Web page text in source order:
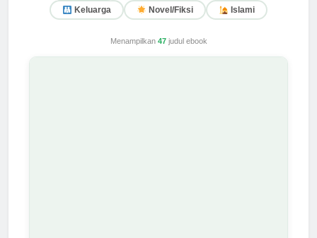
Keluarga Novel/Fiksi Islami
Menampilkan 47judul ebook